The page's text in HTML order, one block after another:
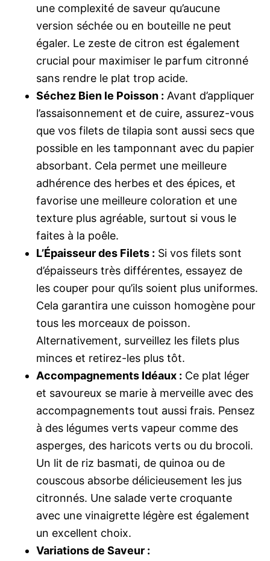
une complexité de saveur qu’aucune
version séchée ou en bouteille ne peut
égaler. Le zeste de citron est également
crucial pour maximiser le parfum citronné
sans rendre le plat trop acide.
Séchez Bien le Poisson : Avant d’appliquer
l’assaisonnement et de cuire, assurez-vous
que vos filets de tilapia sont aussi secs que
possible en les tamponnant avec du papier
absorbant. Cela permet une meilleure
adhérence des herbes et des épices, et
favorise une meilleure coloration et une
texture plus agréable, surtout si vous le
faites à la poêle.
L’Épaisseur des Filets : Si vos filets sont
d’épaisseurs très différentes, essayez de
les couper pour qu’ils soient plus uniformes.
Cela garantira une cuisson homogène pour
tous les morceaux de poisson.
Alternativement, surveillez les filets plus
minces et retirez-les plus tôt.
Accompagnements Idéaux : Ce plat léger
et savoureux se marie à merveille avec des
accompagnements tout aussi frais. Pensez
à des légumes verts vapeur comme des
asperges, des haricots verts ou du brocoli.
Un lit de riz basmati, de quinoa ou de
couscous absorbe délicieusement les jus
citronnés. Une salade verte croquante
avec une vinaigrette légère est également
un excellent choix.
Variations de Saveur :